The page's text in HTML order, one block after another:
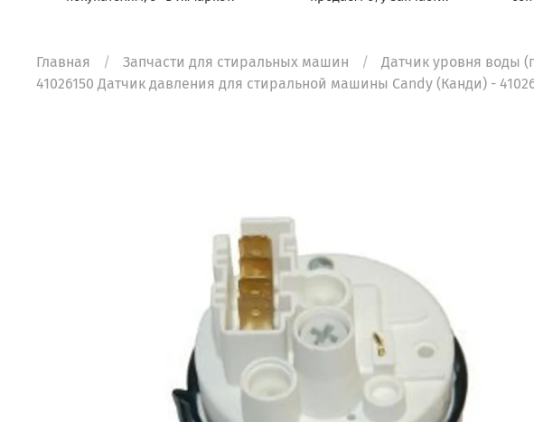
Главная Запчасти для стиральных машин
Датчик уровня воды
41026150 Датчик давления для стиральной машины Candy (Канди) -